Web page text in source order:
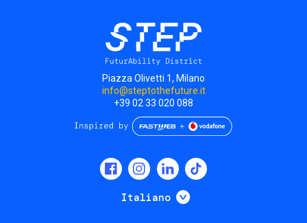
Piazza Olivetti 1, Milano
info@steptothefuture.it
+39 02 33 020 088
Italiano Mostra ulteriori